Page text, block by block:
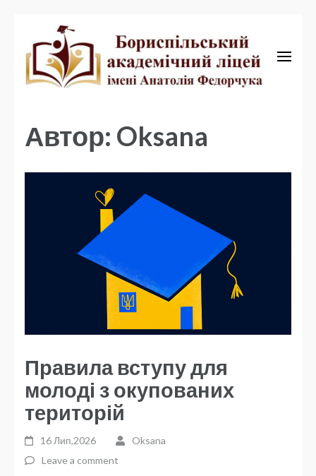
академічний ліцей
Автор: Oksana
Правила вступу для
молоді з окупованих
територій
16 Лип,2026
Oksana
Leave a comment